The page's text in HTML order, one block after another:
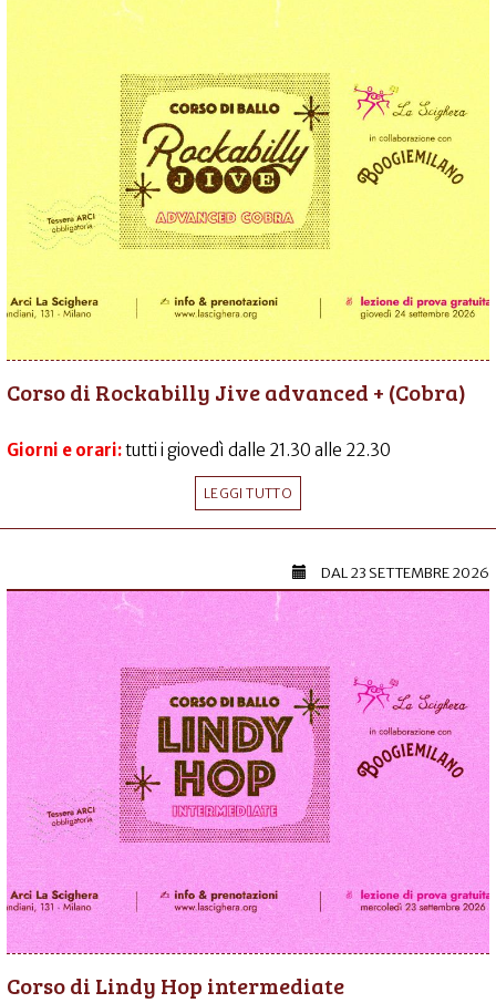
Corso di Rockabilly Jive advanced + (Cobra)
Giorni e orari:tutti i giovedì dalle 21.30 alle 22.30
LEGGI TUTTO
DAL23 SETTEMBRE 2026
Corso di Lindy Hop intermediate